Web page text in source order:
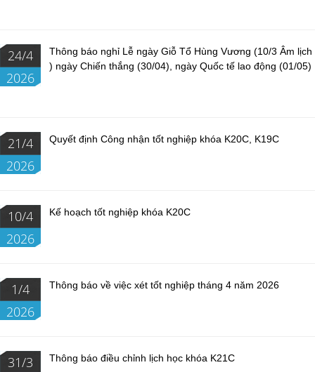
24/4
2026
Thông báo nghỉ Lễ ngày Giỗ Tổ Hùng Vương (10/3 Âm lịch
) ngày Chiến thắng (30/04), ngày Quốc tế lao động (01/05)
21/4
2026
Quyết định Công nhận tốt nghiệp khóa K20C, K19C
10/4
2026
Kế hoạch tốt nghiệp khóa K20C
1/4
2026
Thông báo về việc xét tốt nghiệp tháng 4 năm 2026
31/3
Thông báo điều chỉnh lịch học khóa K21C